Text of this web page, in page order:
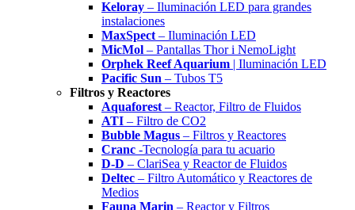
Keloray – Iluminación LED para grandes
instalaciones
MaxSpect – Iluminación LED
MicMol – Pantallas Thor i NemoLight
Orphek Reef Aquarium | Iluminación LED
Pacific Sun – Tubos T5
Filtros y Reactores
Aquaforest – Reactor, Filtro de Fluidos
ATI – Filtro de CO2
Bubble Magus – Filtros y Reactores
Cranc -Tecnología para tu acuario
D-D – ClariSea y Reactor de Fluidos
Deltec – Filtro Automático y Reactores de
Medios
Fauna Marin – Reactor y Filtros